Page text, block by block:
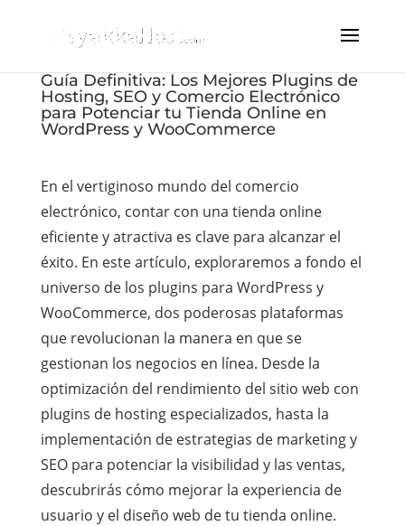
Guía Definitiva: Los Mejores Plugins de
Hosting, SEO y Comercio Electrónico
para Potenciar tu Tienda Online en
WordPress y WooCommerce
En el vertiginoso mundo del comercio
electrónico, contar con una tienda online
eficiente y atractiva es clave para alcanzar el
éxito. En este artículo, exploraremos a fondo el
universo de los plugins para WordPress y
WooCommerce, dos poderosas plataformas
que revolucionan la manera en que se
gestionan los negocios en línea. Desde la
optimización del rendimiento del sitio web con
plugins de hosting especializados, hasta la
implementación de estrategias de marketing y
SEO para potenciar la visibilidad y las ventas,
descubrirás cómo mejorar la experiencia de
usuario y el diseño web de tu tienda online.